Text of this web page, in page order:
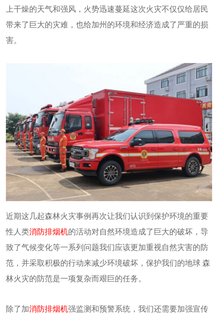
上干燥的天气和强风，火势迅速蔓延这次火灾不仅仅给居民
带来了巨大的灾难，也给加州的环境和经济造成了严重的损
害。
近期这几起森林火灾事例再次让我们认识到保护环境的重要
性人类消防排烟机的活动对自然环境造成了巨大的破坏，导
致了气候变化等一系列问题我们应该更加重视自然灾害的防
范，并采取积极的行动来减少环境破坏，保护我们的地球 森
林火灾的防范是一项复杂而艰巨的任务。
除了加消防排烟机强监测和预警系统，我们还需要加强宣传